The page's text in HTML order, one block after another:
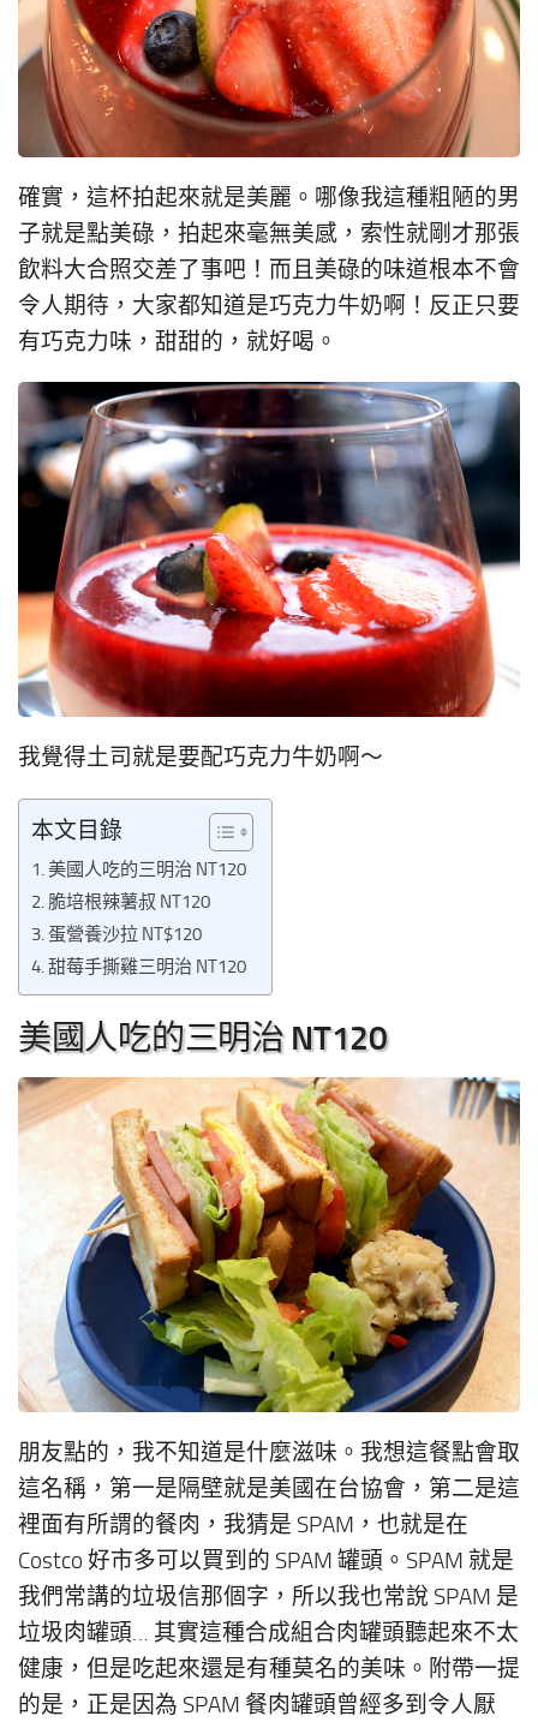
確實，這杯拍起來就是美麗。哪像我這種粗陋的男
子就是點美碌，拍起來毫無美感，索性就剛才那張
飲料大合照交差了事吧！而且美碌的味道根本不會
令人期待，大家都知道是巧克力牛奶啊！反正只要
有巧克力味，甜甜的，就好喝。
我覺得土司就是要配巧克力牛奶啊～
本文目錄
美國人吃的三明治 NT120
脆培根辣薯叔 NT120
蛋營養沙拉 NT$120
甜莓手撕雞三明治 NT120
美國人吃的三明治 NT120
朋友點的，我不知道是什麼滋味。我想這餐點會取
這名稱，第一是隔壁就是美國在台協會，第二是這
裡面有所謂的餐肉，我猜是 SPAM，也就是在
Costco 好市多可以買到的 SPAM 罐頭。SPAM 就是
我們常講的垃圾信那個字，所以我也常說 SPAM 是
垃圾肉罐頭… 其實這種合成組合肉罐頭聽起來不太
健康，但是吃起來還是有種莫名的美味。附帶一提
的是，正是因為 SPAM 餐肉罐頭曾經多到令人厭